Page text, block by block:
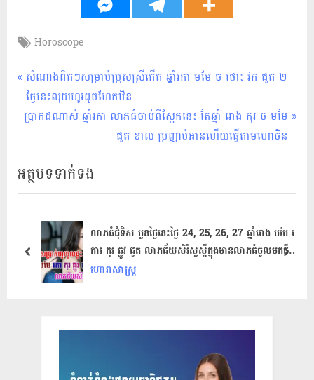
ហោរាTags:
Horoscope
Post
navigation
P
r
e
o
u
o
សំណាងពិតៗសម្រាប់ប្រុសស្រីកើត ឆ្នាំរកា មមែ ច ថោះ វក ជូត ២​
ថ្ងៃនេះលុយ​ហូរ​ដូច​ហែ​កឋិន
N
t
P
t
ប្រាកដណាស់ ឆ្នាំរកា លាភធំចាប់ពីស្អែកនេះ តែឆ្នាំ រោង កុរ ច មមែ
ជូត​ ខាល ប្រញាប់អានហើយធ្វើតាមហោចិន
អត្ថបទទាក់ទង
លាភធំជុំទិស បួនថ្ងៃនេះថ្ងៃ 24, 25, 26, 27 ឆ្នាំរោង មមែ រ
ការ កុរ ឆ្លូវ ជូត លាភជ័យសិរីសួស្តីក្នុងមានលាភធំចូលមកជីវិត
ដោយមិនដឹងខ្លួន
ហោរាសាស្ត្រ
prev next